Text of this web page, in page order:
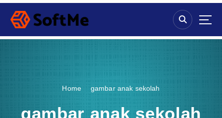
S
p
Home gambar anak sekolah
gambar anak sekolah